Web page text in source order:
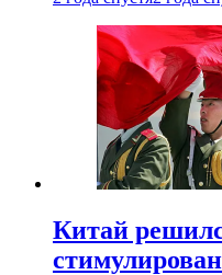
Китай